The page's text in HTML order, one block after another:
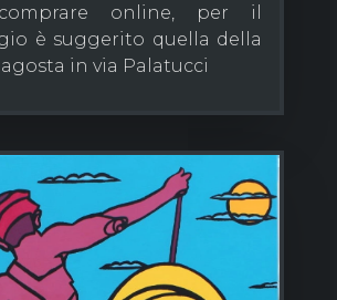
online, per il
è suggerito quella della
in via Palatucci